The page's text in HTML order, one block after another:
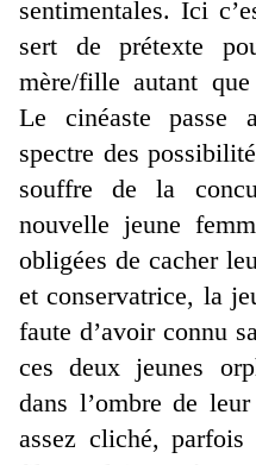
sentimentales. Ici
sert de prétexte
mère/fille autant
Le cinéaste
spectre des
souffre de la
nouvelle jeune
obligées de cacher
et conservatrice, la
faute d’avoir connu
ces deux jeunes
dans l’ombre de
assez cliché,